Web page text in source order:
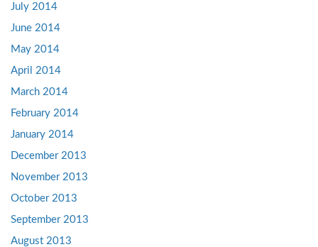
July 2014
June 2014
May 2014
April 2014
March 2014
February 2014
January 2014
December 2013
November 2013
October 2013
September 2013
August 2013